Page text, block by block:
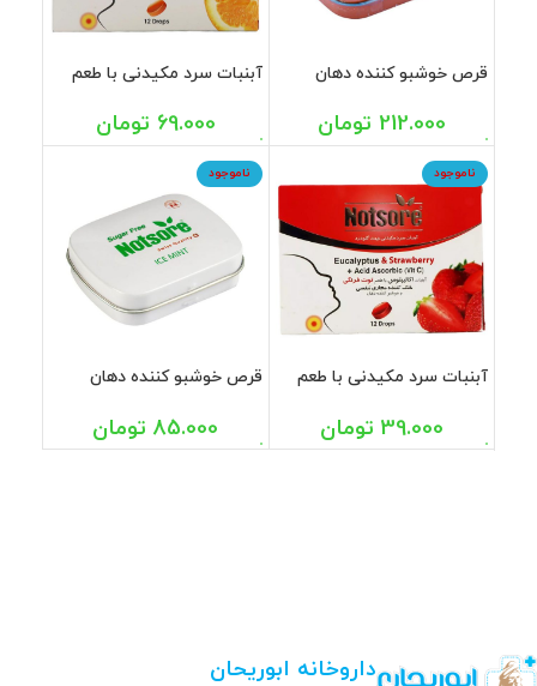
قرص خوشبو کننده دهان
ویتافارمد 50 عددی212.000 تومان
آبنبات سرد مکیدنی با طعم
69.000 تومان
ناموجود
آبنبات سرد مکیدنی با طعم
39.000 تومان
ناموجود
قرص خوشبو کننده دهان
ویتافارمد 50 عددی85.000 تومان
داروخانه ابوریحان